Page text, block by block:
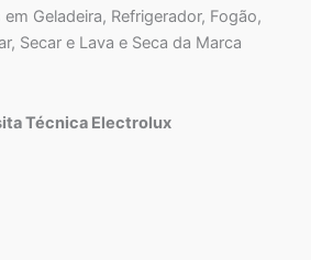
Geladeira, Refrigerador, Fogão,
Secar e Lava e Seca da Marca
Técnica Electrolux